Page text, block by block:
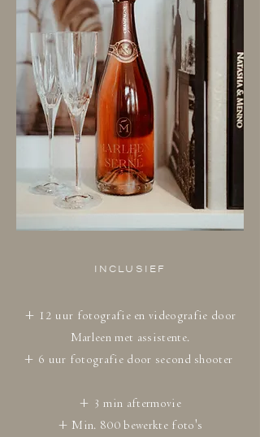
INCLUSIEF
+ 12 uur fotografie en videografie door
Marleen met assistente.
+ 6 uur fotografie door second shooter
+ 3 min aftermovie
+ Min. 800 bewerkte foto's